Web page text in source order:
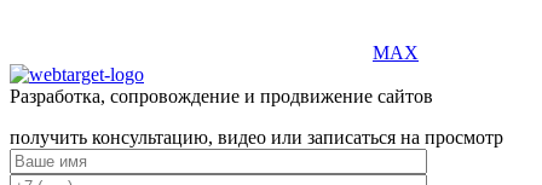
MAX
Разработка, сопровождение и продвижение сайтов
получить консультацию, видео или записаться на просмотр